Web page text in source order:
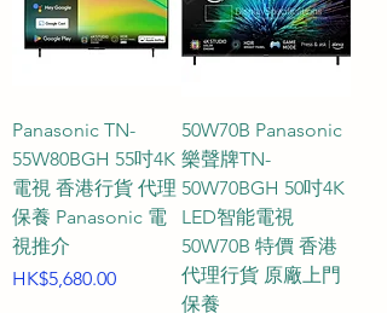
Panasonic TN-
55W80BGH 55吋4K
電視 香港行貨 代理
保養 Panasonic 電
視推介
價格
HK$5,680.00
50W70B Panasonic
樂聲牌TN-
50W70BGH 50吋4K
LED智能電視
50W70B 特價 香港
代理行貨 原廠上門
保養